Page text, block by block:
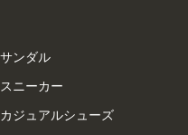
サンダル
スニーカー
カジュアルシューズ